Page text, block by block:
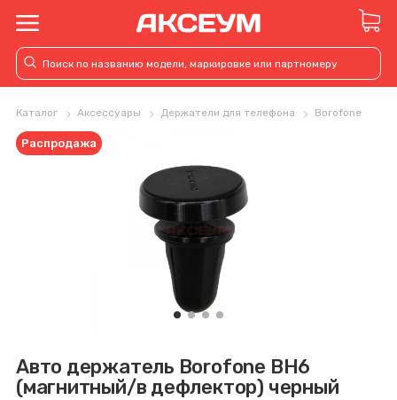
Каталог Аксессуары Держатели для телефона Borofone
Авто держатель Borofone BH6
(магнитный/в дефлектор) черный
Распродажа